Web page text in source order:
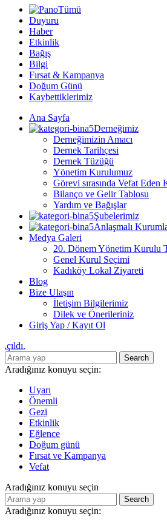
Tümü
Duyuru
Haber
Etkinlik
Bağış
Bilgi
Fırsat & Kampanya
Doğum Günü
Kaybettiklerimiz
Ana Sayfa
Derneğimiz
Derneğimizin Amacı
Dernek Tarihçesi
Dernek Tüzüğü
Yönetim Kurulumuz
Görevi sırasında Vefat
Bilanço ve Gelir Tablosu
Yardım ve Bağışlar
Şubelerimiz
Anlaşmalı
Medya Galeri
20. Dönem Yönetim Kurulu
Genel Kurul Seçimi
Kadıköy Lokal Ziyareti
Blog
Bize Ulaşın
İletişim Bilgilerimiz
Dilek ve Önerileriniz
Giriş Yap / Kayıt Ol
Search
Aradığınız konuyu seçin:
Uyarı
Önemli
Gezi
Etkinlik
Eğlence
Doğum günü
Fırsat ve Kampanya
Vefat
Aradığınız konuyu seçin
Search
Aradığınız konuyu seçin: